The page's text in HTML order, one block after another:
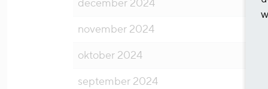
december 2024
november 2024
oktober 2024
september 2024